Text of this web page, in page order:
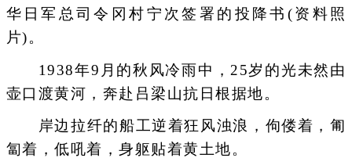
华日军总司令冈村宁次签署的投降书(资料照
片)。
1938年9月的秋风冷雨中，25岁的光未然由
壶口渡黄河，奔赴吕梁山抗日根据地。
岸边拉纤的船工逆着狂风浊浪，佝偻着，匍
匐着，低吼着，身躯贴着黄土地。